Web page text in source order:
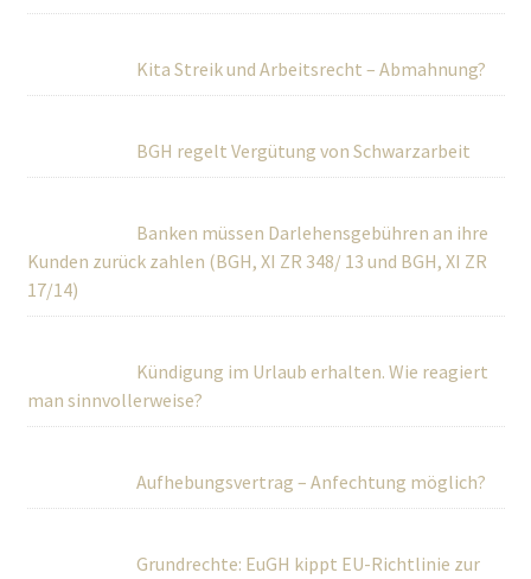
Kita Streik und Arbeitsrecht – Abmahnung?
BGH regelt Vergütung von Schwarzarbeit
Banken müssen Darlehensgebühren an ihre
Kunden zurück zahlen (BGH, XI ZR 348/ 13 und BGH, XI ZR
17/14)
Kündigung im Urlaub erhalten. Wie reagiert
man sinnvollerweise?
Aufhebungsvertrag – Anfechtung möglich?
Grundrechte: EuGH kippt EU-Richtlinie zur